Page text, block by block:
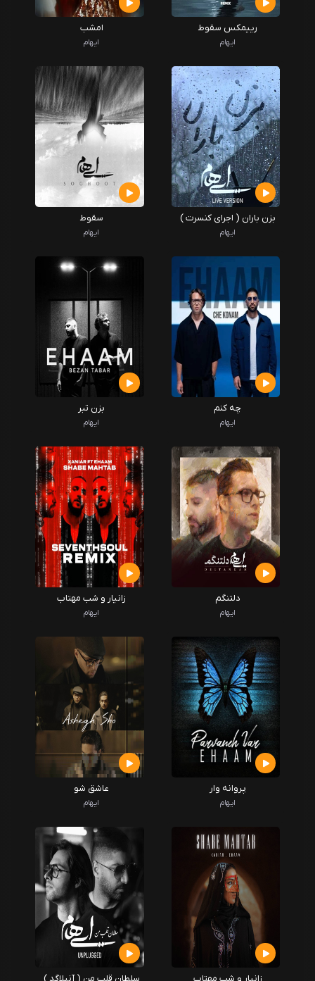
رییمکس سقوط
ایهام
امشب
ایهام
بزن باران ( اجرای کنسرت )
ایهام
سقوط
ایهام
چه کنم
ایهام
بزن تبر
ایهام
دلتنگم
ایهام
زانیار و شب مهتاب
ایهام
پروانه وار
ایهام
عاشق شو
ایهام